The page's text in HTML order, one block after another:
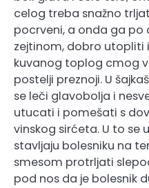
celog treba snažno
pocrveni, a onda ga
zejtinom, dobro
kuvanog toplog cmog
postelji preznoji. U
se leči glavobolja i
utucati i pomešati s
vinskog sirćeta. U to se
stavljaju bolesniku na
smesom protrljati
pod nos da je bolesnik